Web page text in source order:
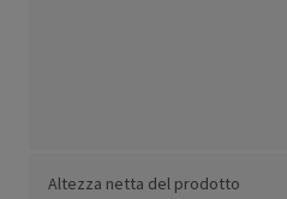
Altezza netta del prodotto